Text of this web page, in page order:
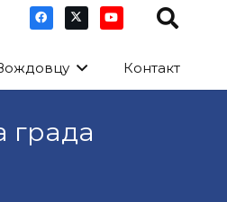
Контакт
града